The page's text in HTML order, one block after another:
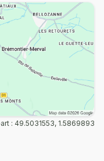
: 49.5031553, 1.5869893